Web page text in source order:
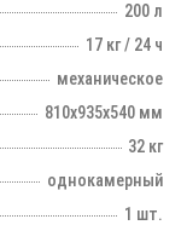
200 л
17 кг / 24 ч
механическое
810х935х540 мм
32 кг
однокамерный
1 шт.